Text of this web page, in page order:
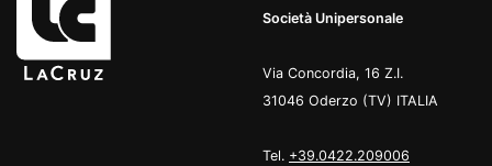
Società Unipersonale
Via Concordia, 16 Z.I.
31046 Oderzo (TV) ITALIA
Tel. +39.0422.209006